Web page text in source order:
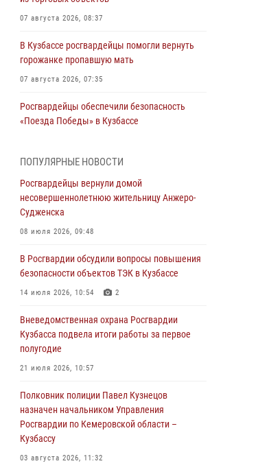
07 августа 2026, 08:37
В Кузбассе росгвардейцы помогли вернуть
горожанке пропавшую мать
07 августа 2026, 07:35
Росгвардейцы обеспечили безопасность
«Поезда Победы» в Кузбассе
Генерал-полковник Олег Плохой поздравил
специалистов организационно-штатных
подразделений Росгвардии с
профессиональным праздником
07 августа 2026, 05:32
С 1 сентября 2026 года вступает в силу новый
федеральный закон о частной охранной
Росгвардейцы задержали предполагаемого
виновника причинения ножевого ранения
Росгвардейцы задержали мужчину,
повредившего имущество горожанки
06 августа 2026, 08:17
ПОПУЛЯРНЫЕ НОВОСТИ
Росгвардейцы вернули домой
несовершеннолетнюю жительницу Анжеро-
Судженска
08 июля 2026, 09:48
В Росгвардии обсудили вопросы повышения
безопасности объектов ТЭК в Кузбассе
14 июля 2026, 10:54 2
Вневедомственная охрана Росгвардии
Кузбасса подвела итоги работы за первое
полугодие
21 июля 2026, 10:57
Полковник полиции Павел Кузнецов
назначен начальником Управления
Росгвардии по Кемеровской области –
Кузбассу
03 августа 2026, 11:32